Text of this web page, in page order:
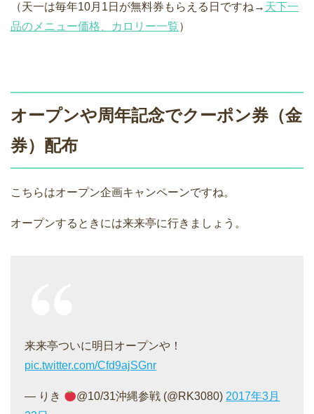
（天一は毎年10月1日が無料券もらえる日ですね→ 天下一
品のメニュー価格、カロリー一覧）
オープンや周年記念でクーポン券（金
券）配布
こちらはオープン企画キャンペーンですね。
オープンするときには来来亭に行きましょう。
来来亭ついに明日オープンや！
pic.twitter.com/Cfd9ajSGnr
— りき @10/31沖縄参戦 (@RK3080) 2017年3月